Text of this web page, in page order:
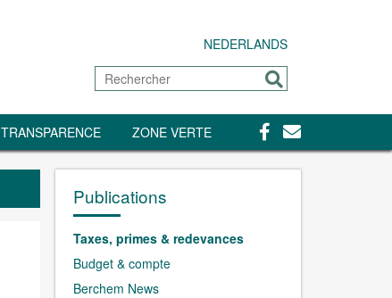
NEDERLANDS
Rechercher
Envoyer
TRANSPARENCE ZONE VERTE Facebook
Contact
Publications
Taxes, primes & redevances
Budget & compte
Berchem News